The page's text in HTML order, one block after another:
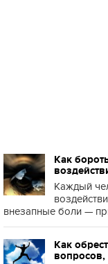
Как
Каждый
внезапные боли —
Как
вопросов,